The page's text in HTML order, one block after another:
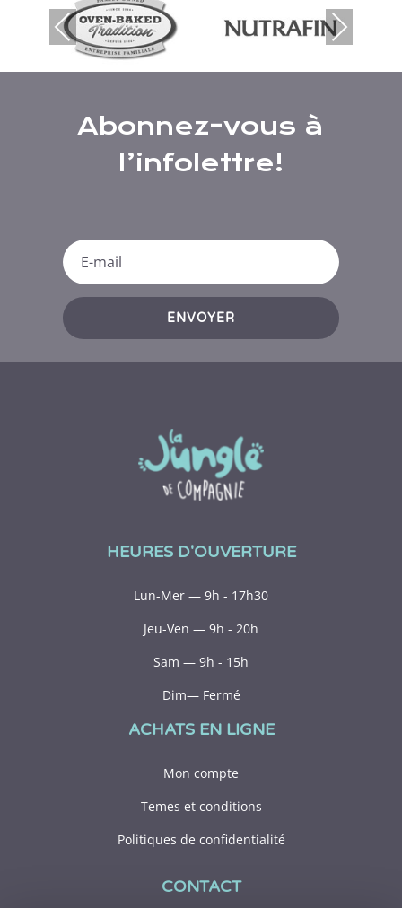
Prev
ious
Nex
t
Abonnez-vous à
l’infolettre!
ENVOYER
HEURES D'OUVERTURE
Lun-Mer — 9h - 17h30
Jeu-Ven — 9h - 20h
Sam — 9h - 15h
Dim— Fermé
ACHATS EN LIGNE
Mon compte
Temes et conditions
Politiques de confidentialité
CONTACT